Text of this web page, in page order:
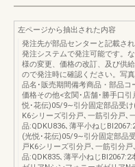
左ページから抽出された内容
発注先が部品センターと記載さ
発注システムで発注可能です。
様の変更、価格の改訂、及び供
ので発注時に確認ください。写
品名･販売期間備考商品・部品
価格その他<玄関･店舗･勝手口
悦･花伝)05/9∼引分固定部品受
K6シリーズ引分戸､一筋引分戸､
品:QDKU836､薄平小ねじ
(光悦･花伝)05/9∼引分固定部品
戸K6シリーズ引分戸､一筋引分
品:QDK835､薄平小ねじBI2067:2